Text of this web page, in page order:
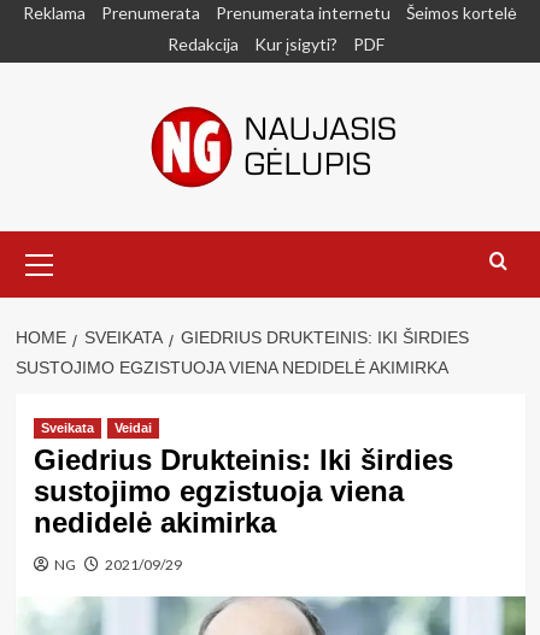
SkipReklama Prenumerata Prenumerata internetu
Šeimos kortelė
Redakcija
Kur įsigyti? PDF
Menu
HOME SVEIKATA
GIEDRIUS DRUKTEINIS: IKI ŠIRDIES
SUSTOJIMO EGZISTUOJA VIENA NEDIDELĖ AKIMIRKA
Sveikata Veidai
Giedrius Drukteinis: Iki širdies
sustojimo egzistuoja viena
nedidelė akimirka
NG 2021/09/29